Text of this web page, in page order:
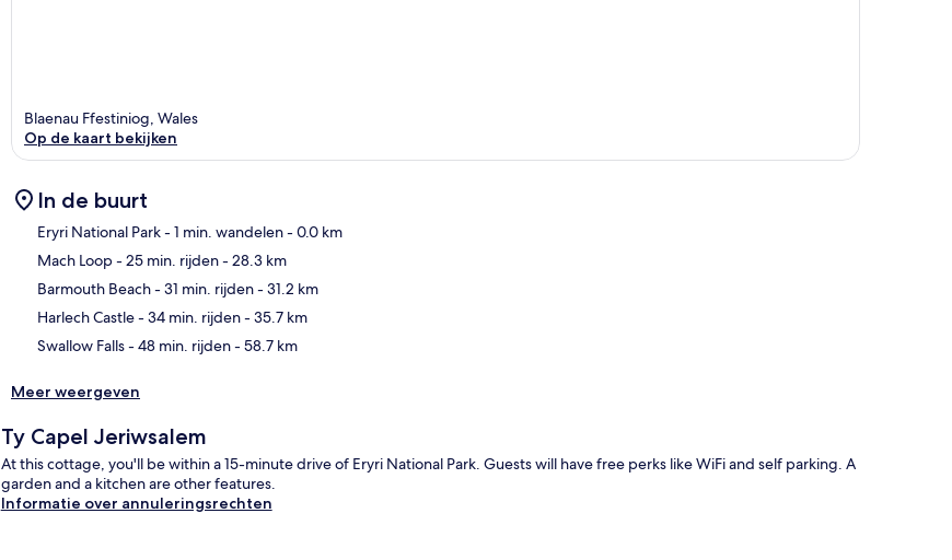
Blaenau Ffestiniog, Wales
Op de kaart bekijken
In de buurt
Eryri National Park- 1 min. wandelen- 0.0 km
Mach Loop- 25 min. rijden- 28.3 km
Barmouth Beach- 31 min. rijden- 31.2 km
Harlech Castle- 34 min. rijden- 35.7 km
Swallow Falls- 48 min. rijden- 58.7 km
Meer weergeven
Ty Capel Jeriwsalem
At this cottage, you'll be within a 15-minute drive of Eryri National Park. Guests will have free perks like WiFi and self parking. A
garden and a kitchen are other features.
Informatie over annuleringsrechten